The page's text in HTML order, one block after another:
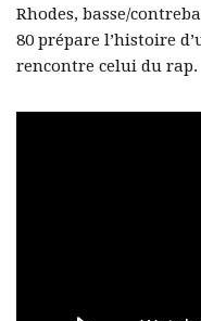
Rhodes, basse/
80 prépare l’histoire
rencontre celui du rap.